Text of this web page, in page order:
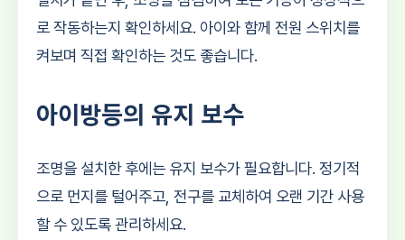
로 작동하는지 확인하세요. 아이와 함께 전원 스위치를
켜보며 직접 확인하는 것도 좋습니다.
아이방등의 유지 보수
조명을 설치한 후에는 유지 보수가 필요합니다. 정기적
으로 먼지를 털어주고, 전구를 교체하여 오랜 기간 사용
할 수 있도록 관리하세요.